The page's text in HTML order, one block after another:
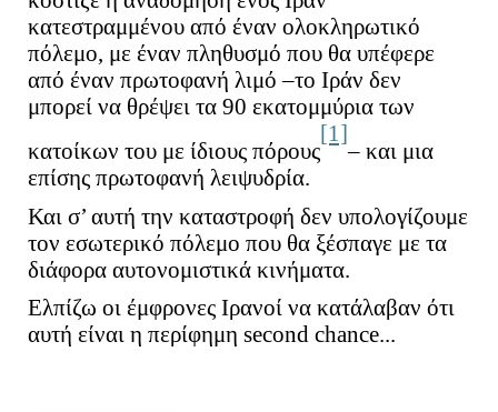
κατεστραμμένου από έναν ολοκληρωτικό
πόλεμο, με έναν πληθυσμό που θα υπέφερε
από έναν πρωτοφανή λιμό –το Ιράν δεν
μπορεί να θρέψει τα 90 εκατομμύρια των
κατοίκων του με ίδιους πόρους
[1]
– και μια
επίσης πρωτοφανή λειψυδρία.
Και σ’ αυτή την καταστροφή δεν υπολογίζουμε
τον εσωτερικό πόλεμο που θα ξέσπαγε με τα
διάφορα αυτονομιστικά κινήματα.
Ελπίζω οι έμφρονες Ιρανοί να κατάλαβαν ότι
αυτή είναι η περίφημη second chance...